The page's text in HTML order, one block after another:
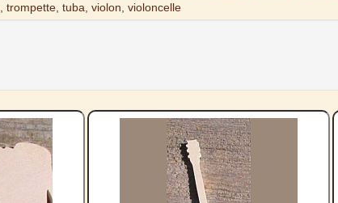
trompette, tuba, violon, violoncelle